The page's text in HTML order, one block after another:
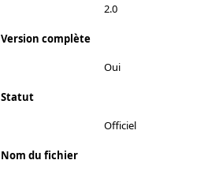
2.0
Version complète
Oui
Statut
Officiel
Nom du fichier